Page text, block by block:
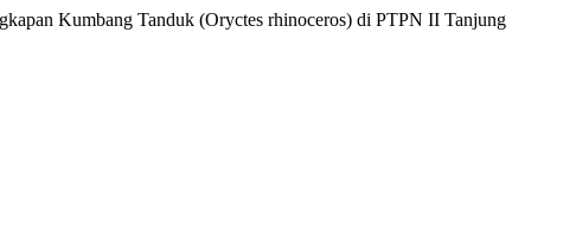
Kumbang Tanduk (Oryctes rhinoceros) di PTPN II Tanjung